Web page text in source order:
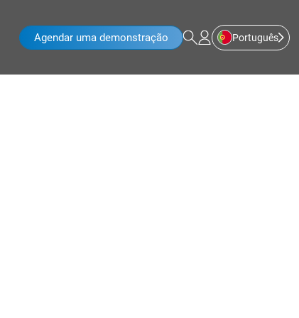
Agendar uma demonstração Português